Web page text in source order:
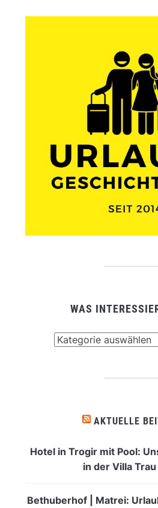
WAS
AKTUELLE
Hotel in Trogir mit Pool:
in der Villa Trau
Bethuberhof | Matrei: